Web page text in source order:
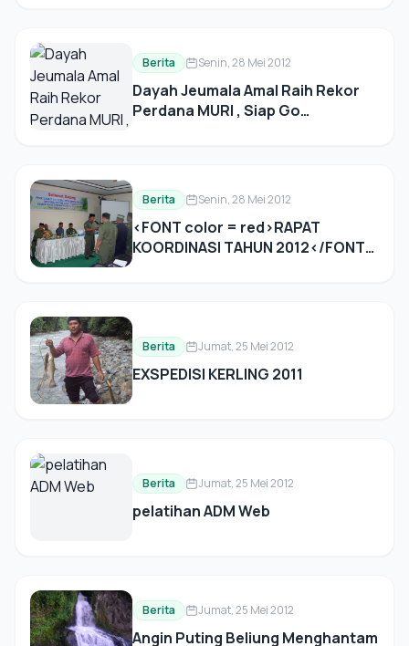
Berita Senin, 28 Mei 2012
Dayah Jeumala Amal Raih Rekor
Perdana MURI , Siap Go
Berita Senin, 28 Mei 2012
<FONT color = red>RAPAT
KOORDINASI TAHUN 2012</FONT
Berita Jumat, 25 Mei 2012
EXSPEDISI KERLING 2011
Berita Jumat, 25 Mei 2012
pelatihan ADM Web
Berita Jumat, 25 Mei 2012
Angin Puting Beliung Menghantam